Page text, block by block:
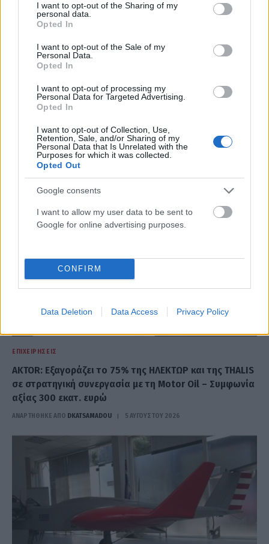
not limited to your visit or usage behaviour. You may click to
grant or deny consent to Google and its third-party tags to
use your data for below specified purposes in below Google
consent section.
I want to opt-out of the Sharing of my
personal data.
Opted In
I want to opt-out of the Sale of my
Personal Data.
Opted In
I want to opt-out of processing my
Personal Data for Targeted Advertising.
Opted In
I want to opt-out of Collection, Use,
Retention, Sale, and/or Sharing of my
Personal Data that Is Unrelated with the
Purposes for which it was collected.
Opted Out
Google consents
I want to allow my user data to be sent to
Google for online advertising purposes.
CONFIRM
Data Deletion Data Access Privacy Policy
ΕΠΙΧΕΙΡΉΣΕΙΣ
ΑΒΑΞ αναλαμβάνει την κατασκευή του μεγάλου
ενεργειακού έργου
ΑΝΑΡΤΗΘΗΚΕ ΑΠΟDKATSAMADOU
ΕΠΙΧΕΙΡΉΣΕΙΣ
AKTOR: Εξαγοράζει το 75% της ΗΛΕΚΤΩΡ και της THALIS
σε στρατηγική συνεργασία με τη Motor Oil – Συμφωνία
αξίας 300 εκατ. ευρώ
ΑΝΑΡΤΗΘΗΚΕ ΑΠΟ DKATSAMADOU 5 ΑΥΓΟΎΣΤΟΥ 2026